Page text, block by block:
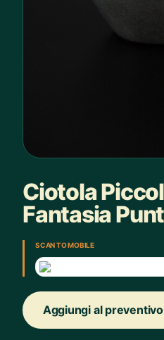
Ciotola
Fantasia
SCAN TO MOBILE
Aggiungi al preventivo